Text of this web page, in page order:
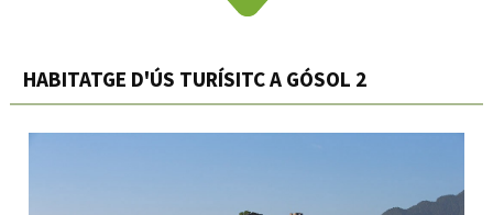
HABITATGE D'ÚS TURÍSITC A GÓSOL 2